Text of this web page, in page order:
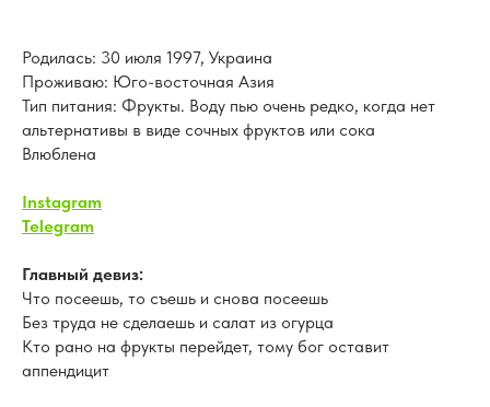
Родилась: 30 июля 1997, Украина
Проживаю: Юго-восточная Азия
Тип питания: Фрукты. Воду пью очень редко, когда нет
альтернативы в виде сочных фруктов или сока
Влюблена
Instagram
Telegram
Главный девиз:
Что посеешь, то съешь и снова посеешь
Без труда не сделаешь и салат из огурца
Кто рано на фрукты перейдет, тому бог оставит
аппендицит